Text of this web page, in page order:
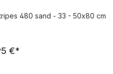
480 sand - 33 - 50x80 cm
Regulärer Preis:
€*